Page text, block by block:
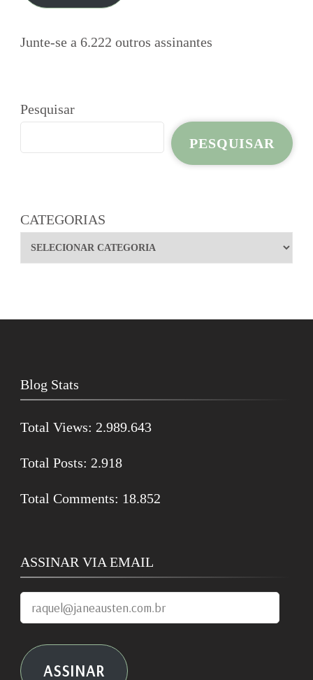
Junte-se a 6.222 outros assinantes
Pesquisar
PESQUISAR
CATEGORIAS
Blog Stats
Total Views: 2.989.643
Total Posts: 2.918
Total Comments: 18.852
ASSINAR VIA EMAIL
raquel@janeausten.com.br
ASSINAR